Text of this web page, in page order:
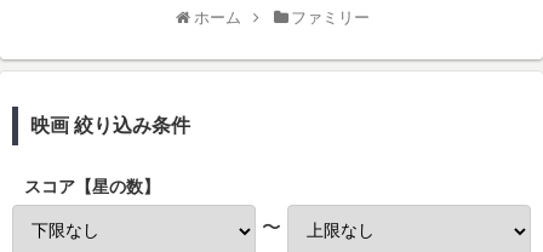
ホーム ファミリー
映画 絞り込み条件
スコア【星の数】
〜